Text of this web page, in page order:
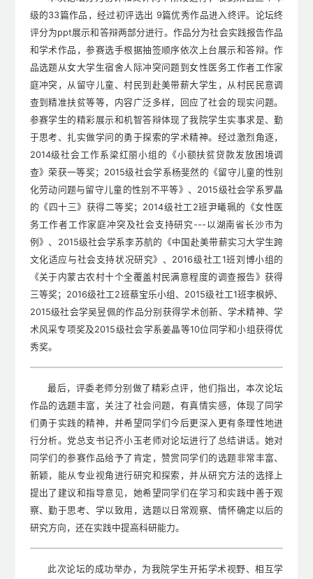
级的33篇作品，经过初评选出 9篇优秀作品进入终评。论坛终
评分为ppt展示和答辩两部分进行。作品分为社会实践报告作品
和学术作品，参赛选手根据抽签顺序依次上台展示和答辩。作
品选题从女大学生宿舍人际冲突问题到女性医务工作者工作家
庭冲突，从留守儿童、村民到赴美带薪大学生，从村民民意调
查到精准扶贫等等，内容广泛多样，回应了社会的现实问题。
参赛学生的精彩展示和机智答辩体现了我院学生实事求是、勤
于思考、扎实做学问的勇于探索的学术精神。经过激烈角逐，
2014级社会工作系梁红丽小组的《小额扶贫贷款发放困境调
查》荣获一等奖；2015级社会学系杨斐然的《留守儿童的性别
化劳动问题与留守儿童的性别不平等》、2015级社会学系罗晶
的《四十三》获得二等奖；2014级社工2班尹曦珮的《女性医
务工作者工作家庭冲突及社会支持研究---以湖南省长沙市为
例》、2015级社会学系李苏航的《中国赴美带薪实习大学生跨
文化适应与社会支持状况研究》、2016级社工1班刘博小组的
《关于内蒙古农村十个全覆盖村民满意程度的调查报告》获得
三等奖；2016级社工2班蔡宝乐小组、2015级社工1班李枫婷、
2015级社会学吴昱佩的作品分别获得学术创新、学术精神、学
术风采专项奖及2015级社会学系姜晶等10位同学和小组获得优
秀奖。
最后，评委老师分别做了精彩点评，他们指出，本次论坛
作品的选题丰富，关注了社会问题，有真情实感，体现了同学
们勇于实践的精神，并希望同学们今后更深入更有条理性地进
行分析。党总支书记齐小玉老师对论坛进行了总结讲话。她对
同学们的参赛作品给予了肯定，赞赏同学们的选题非常丰富、
新颖，能从专业视角进行研究和探索，并从研究方法的选择上
提出了建议和指导意见，她希望同学们在学习和实践中善于观
察、勤于思考、学以致用，选题以日常观察、情怀确定以后的
研究方向，还在实践中提高科研能力。
此次论坛的成功举办，为我院学生开拓学术视野、相互学